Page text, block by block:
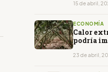
15 de abril,
ECONOMÍA
Calor
podría
23 de abril,